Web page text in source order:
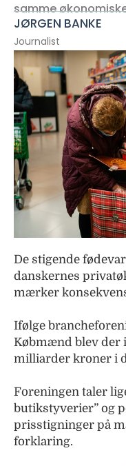
samme
JØRGEN BANKE
Journalist
De stigende
danskernes
mærker
Ifølge
Købmænd blev der
milliarder kroner i
Foreningen taler
butikstyverier” og
prisstigninger på
forklaring.